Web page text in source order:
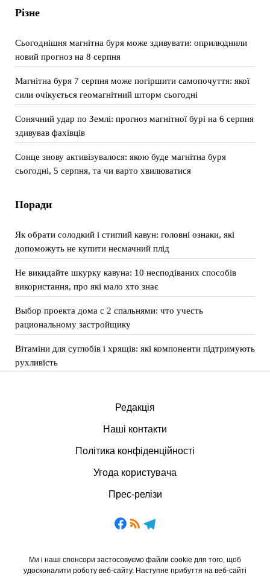
Різне
Сьогоднішня магнітна буря може здивувати: оприлюднили
новий прогноз на 8 серпня
Магнітна буря 7 серпня може погіршити самопочуття: якої
сили очікується геомагнітний шторм сьогодні
Сонячний удар по Землі: прогноз магнітної бурі на 6 серпня
здивував фахівців
Сонце знову активізувалося: якою буде магнітна буря
сьогодні, 5 серпня, та чи варто хвилюватися
Поради
Як обрати солодкий і стиглий кавун: головні ознаки, які
допоможуть не купити несмачний плід
Не викидайте шкурку кавуна: 10 несподіваних способів
використання, про які мало хто знає
Выбор проекта дома с 2 спальнями: что учесть
рациональному застройщику
Вітаміни для суглобів і хрящів: які компоненти підтримують
рухливість
Редакція
Наші контакти
Політика конфіденційності
Угода користувача
Прес-релізи
Ми і наші спонсори застосовуємо файли cookie для того, щоб
удосконалити роботу веб-сайту. Наступне прибуття на веб-сайті